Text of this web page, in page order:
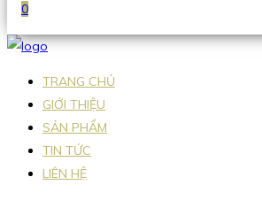
0
TRANG CHỦ
GIỚI THIỆU
SẢN PHẨM
TIN TỨC
LIÊN HỆ